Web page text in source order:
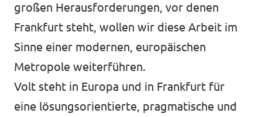
großen Herausforderungen, vor denen
Frankfurt steht, wollen wir diese Arbeit im
Sinne einer modernen, europäischen
Metropole weiterführen.
Volt steht in Europa und in Frankfurt für
eine lösungsorientierte, pragmatische und